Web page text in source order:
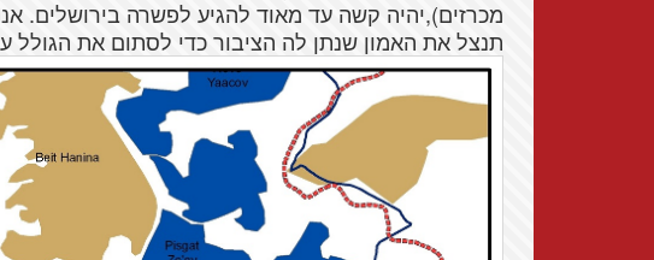
מכרזים),יהיה קשה עד מאוד להגיע לפשרה בירושלים.
תנצלאת האמון שנתן לה הציבורכדי לסתום את הגולל